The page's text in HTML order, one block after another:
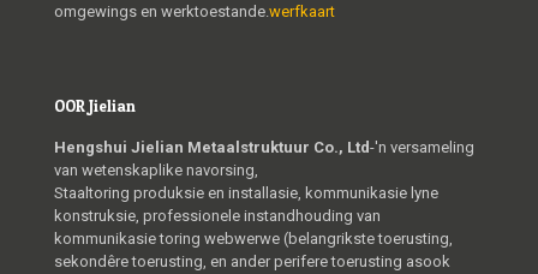
omgewings en werktoestande.werfkaart
OOR Jielian
Hengshui Jielian Metaalstruktuur Co., Ltd-'n versameling
van wetenskaplike navorsing,
Staaltoring produksie en installasie, kommunikasie lyne
konstruksie, professionele instandhouding van
kommunikasie toring webwerwe (belangrikste toerusting,
sekondêre toerusting, en ander perifere toerusting asook